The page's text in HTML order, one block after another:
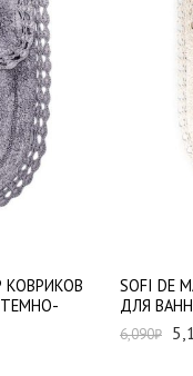
КОВРИКОВ
ТЕМНО-
SOFI DE
ДЛЯ
6,090₽